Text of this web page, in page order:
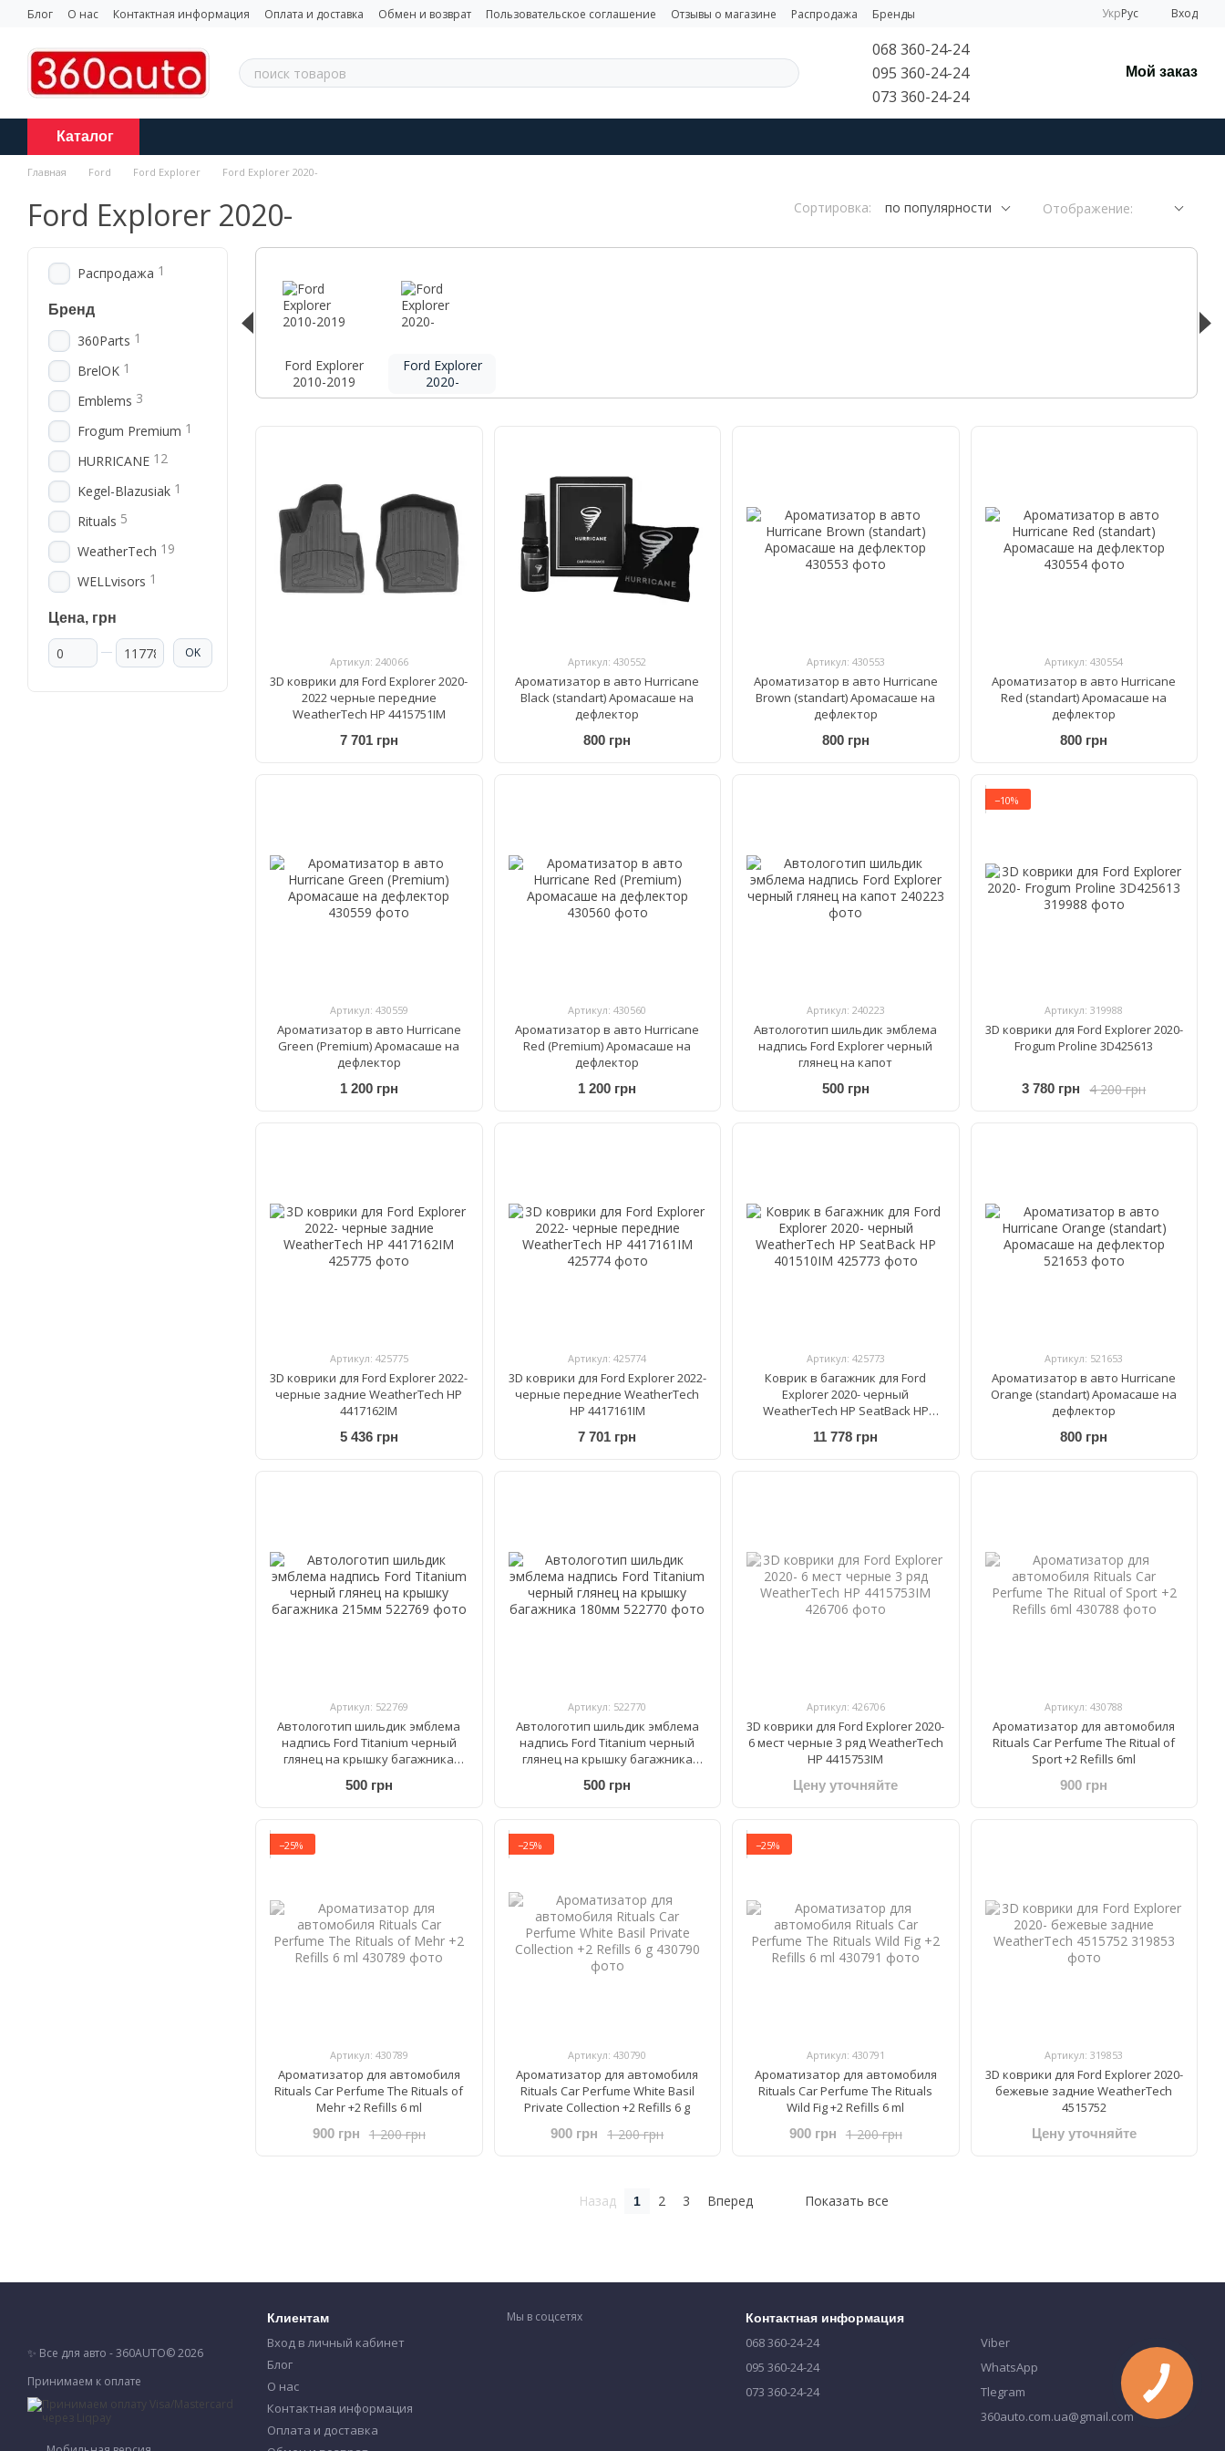
Перейти к основному контенту
Блог О нас Контактная информация Оплата и доставка Обмен и возврат Пользовательское соглашение Отзывы о магазине Распродажа Бренды УкрРус Вход
068 360-24-24
095 360-24-24
073 360-24-24
Мой заказ
Каталог
Главная Ford Ford Explorer Ford Explorer 2020-
Ford Explorer 2020- Сортировка: по популярности Отображение:
Ford Explorer
2010-2019
Ford Explorer
2020-
Артикул: 240066
3D коврики для Ford Explorer 2020-
2022 черные передние
WeatherTech HP 4415751IM
7 701 грн
Артикул: 430552
Ароматизатор в авто Hurricane
Black (standart) Аромасаше на
дефлектор
800 грн
Артикул: 430553
Ароматизатор в авто Hurricane
Brown (standart) Аромасаше на
дефлектор
800 грн
Артикул: 430554
Ароматизатор в авто Hurricane
Red (standart) Аромасаше на
дефлектор
800 грн
Артикул: 430559
Ароматизатор в авто Hurricane
Green (Premium) Аромасаше на
дефлектор
1 200 грн
Артикул: 430560
Ароматизатор в авто Hurricane
Red (Premium) Аромасаше на
дефлектор
1 200 грн
Артикул: 240223
Автологотип шильдик эмблема
надпись Ford Explorer черный
глянец на капот
500 грн
−10%
Артикул: 319988
3D коврики для Ford Explorer 2020-
Frogum Proline 3D425613
4 200 грн
3 780 грн
Артикул: 425775
3D коврики для Ford Explorer 2022-
черные задние WeatherTech HP
4417162IM
5 436 грн
Артикул: 425774
3D коврики для Ford Explorer 2022-
черные передние WeatherTech
HP 4417161IM
7 701 грн
Артикул: 425773
Коврик в багажник для Ford
Explorer 2020- черный
WeatherTech HP SeatBack HP
11 778 грн
Артикул: 521653
Ароматизатор в авто Hurricane
Orange (standart) Аромасаше на
дефлектор
800 грн
Артикул: 522769
Автологотип шильдик эмблема
надпись Ford Titanium черный
глянец на крышку багажника
500 грн
Артикул: 522770
Автологотип шильдик эмблема
надпись Ford Titanium черный
глянец на крышку багажника
500 грн
Артикул: 426706
3D коврики для Ford Explorer 2020-
6 мест черные 3 ряд WeatherTech
НР 4415753IM
Цену уточняйте
Артикул: 430788
Ароматизатор для автомобиля
Rituals Car Perfume The Ritual of
Sport +2 Refills 6ml
900 грн
−25%
Артикул: 430789
Ароматизатор для автомобиля
Rituals ​Car Perfume The Rituals of
Mehr +2 Refills 6 ml
1 200 грн
900 грн
−25%
Артикул: 430790
Ароматизатор для автомобиля
Rituals ​Car Perfume ​White Basil
Private Collection +2 Refills 6 g
1 200 грн
900 грн
−25%
Артикул: 430791
Ароматизатор для автомобиля
Rituals ​Car Perfume The Rituals
Wild Fig +2 Refills 6 ml
1 200 грн
900 грн
Артикул: 319853
3D коврики для Ford Explorer 2020-
бежевые задние WeatherTech
4515752
Цену уточняйте
Назад 1 2 3 Вперед Показать все
Распродажа 1
Бренд
360Parts 1
BrelOK 1
Emblems 3
Frogum Premium 1
HURRICANE 12
Kegel-Blazusiak 1
Rituals 5
WeatherTech 19
WELLvisors 1
Цена, грн
От Цена, грн
До Цена, грн OK
✨ Все для авто - 360AUTO© 2026
Принимаем к оплате
Клиентам
Вход в личный кабинет
Блог
О нас
Контактная информация
Оплата и доставка
Мы в соцсетях Контактная информация
068 360-24-24
095 360-24-24
073 360-24-24
Viber
WhatsApp
Tlegram
360auto.com.ua@gmail.com